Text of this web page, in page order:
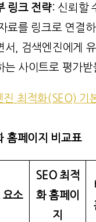
링크 전략: 신뢰할
료를 링크로 연결
서, 검색엔진에게
는 사이트로 평가받
진 최적화(SEO) 기
홈페이지 비교표
요소
SEO 최적
화 홈페이
지